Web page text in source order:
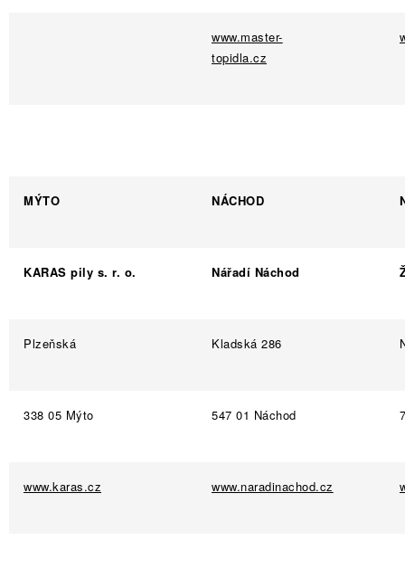
www.master-
topidla.cz
MÝTO NÁCHOD
KARAS pily s. r. o. Nářadí Náchod
Plzeňská Kladská 286
338 05 Mýto 547 01 Náchod
www.karas.cz www.naradinachod.cz